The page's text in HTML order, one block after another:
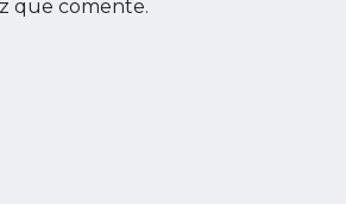
que comente.